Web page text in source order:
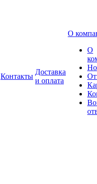
Контакты
Доставка
и оплата
О
О